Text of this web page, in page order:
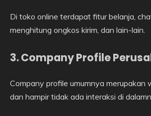
Di toko online terdapat fitur belanja,
menghitung ongkos kirim, dan lain-lain.
3. Company Profile
Company profile umumnya merupakan
dan hampir tidak ada interaksi di